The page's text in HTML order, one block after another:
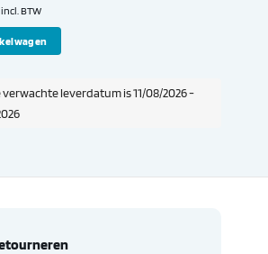
incl. BTW
verwachte leverdatum is 11/08/2026 -